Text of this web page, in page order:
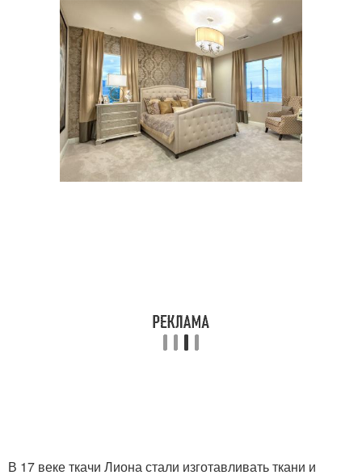
В 17 веке ткачи Лиона стали изготавливать ткани и